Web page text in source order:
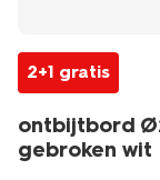
2+1 gratis
ontbijtbord
gebroken wit